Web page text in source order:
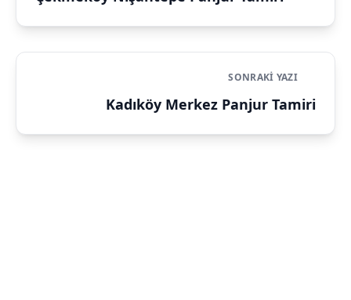
SONRAKI YAZI
Kadıköy Merkez Panjur Tamiri